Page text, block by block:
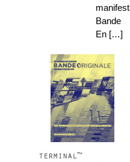
Bande
En […]
terminal™